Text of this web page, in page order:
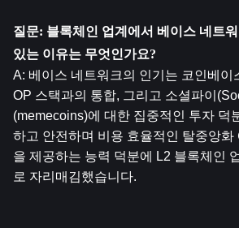
질문: 블록체인 업계에서 베이스 네트
있는 이유는 무엇인가요?
A: 베이스 네트워크의 인기는 코인베이
OP 스택과의 통합, 그리고 소셜파이
(memecoins)에 대한 집중적인 투자 덕
하고 안전하며 비용 효율적인 탈중앙화
을 제공하는 능력 덕분에 L2 블록체인
로 자리매김했습니다.